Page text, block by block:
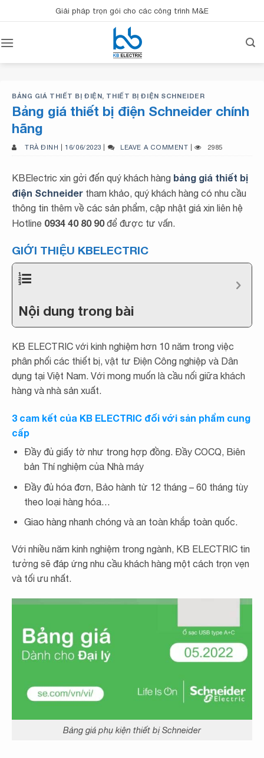
qua
dung
Giải pháp trọn gói cho các công trình M&E
BẢNG GIÁ THIẾT BỊ ĐIỆN, THIẾT BỊ ĐIỆN SCHNEIDER
Bảng giá thiết bị điện Schneider chính
hãng
TRÀ ĐINH | 16/06/2023 | LEAVE A COMMENT | 2985
KBElectric xin gởi đến quý khách hàng bảng giá thiết bị
điện Schneider tham khảo, quý khách hàng có nhu cầu
thông tin thêm về các sản phẩm, cập nhật giá xin liên hệ
Hotline 0934 40 80 90để được tư vấn.
GIỚI THIỆU KBELECTRIC
Nội dung trong bài
KB ELECTRIC với kinh nghiệm hơn 10 năm trong việc
phân phối các thiết bị, vật tư Điện Công nghiệp và Dân
dụng tại Việt Nam. Với mong muốn là cầu nối giữa khách
hàng và nhà sản xuất.
3 cam kết của KB ELECTRIC đối với sản phẩm cung
cấp
Đầy đủ giấy tờ như trong hợp đồng. Đầy COCQ, Biên
bản Thí nghiệm của Nhà máy
Đầy đủ hóa đơn, Bảo hành từ 12 tháng – 60 tháng tùy
theo loại hàng hóa…
Giao hàng nhanh chóng và an toàn khắp toàn quốc.
Với nhiều năm kinh nghiệm trong ngành, KB ELECTRIC tin
tưởng sẽ đáp ứng nhu cầu khách hàng một cách trọn vẹn
và tối ưu nhất.
Bảng giá phụ kiện thiết bị Schneider